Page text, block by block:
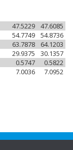
47.6085
47.5229
54.8736
54.7749
64.1203
63.7878
30.1357
29.9375
0.5822
0.5747
7.0952
7.0036